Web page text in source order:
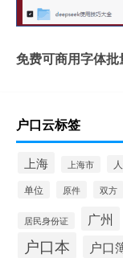
免费可商用字体批
户口云标签
上海 上海市
单位 原件 双方
居民身份证 广州
户口本 户口